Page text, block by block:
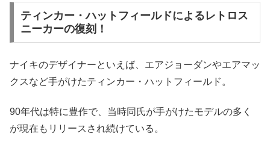
ティンカー・ハットフィールドによるレトロス
ニーカーの復刻！
ナイキのデザイナーといえば、エアジョーダンやエアマッ
クスなど手がけたティンカー・ハットフィールド。
90年代は特に豊作で、当時同氏が手がけたモデルの多く
が現在もリリースされ続けている。